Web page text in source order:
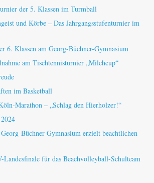
der 5. Klassen im Turmball
und Körbe – Das Jahrgangsstufenturnier im
6. Klassen am Georg-Büchner-Gymnasium
am Tischtennisturnier „Milchcup“
im Basketball
Marathon – „Schlag den Hierholzer!“
Büchner-Gymnasium erzielt beachtlichen
Landesfinale für das Beachvolleyball-Schulteam